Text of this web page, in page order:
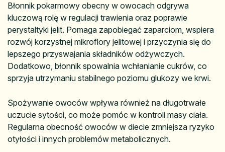
Błonnik pokarmowy obecny w owocach odgrywa
kluczową rolę w regulacji trawienia oraz poprawie
perystaltyki jelit. Pomaga zapobiegać zaparciom, wspiera
rozwój korzystnej mikroflory jelitowej i przyczynia się do
lepszego przyswajania składników odżywczych.
Dodatkowo, błonnik spowalnia wchłanianie cukrów, co
sprzyja utrzymaniu stabilnego poziomu glukozy we krwi.
Spożywanie owoców wpływa również na długotrwałe
uczucie sytości, co może pomóc w kontroli masy ciała.
Regularna obecność owoców w diecie zmniejsza ryzyko
otyłości i innych problemów metabolicznych.